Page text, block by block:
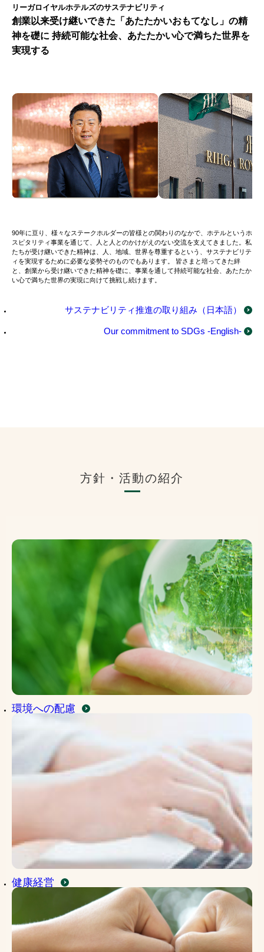
リーガロイヤルホテルズのサステナビリティ
創業以来受け継いできた「あたたかいおもてなし」の精
神を礎に 持続可能な社会、あたたかい心で満ちた世界を
実現する
90年に亘り、様々なステークホルダーの皆様との関わりのなかで、ホテルというホ
スピタリティ事業を通じて、人と人とのかけがえのない交流を支えてきました。私
たちが受け継いできた精神は、人、地域、世界を尊重するという、サステナビリテ
ィを実現するために必要な姿勢そのものでもあります。 皆さまと培ってきた絆
と、創業から受け継いできた精神を礎に、事業を通して持続可能な社会、あたたか
い心で満ちた世界の実現に向けて挑戦し続けます。
サステナビリティ推進の取り組み（日本語）
Our commitment to SDGs -English-
方針・活動の紹介
環境への配慮
健康経営